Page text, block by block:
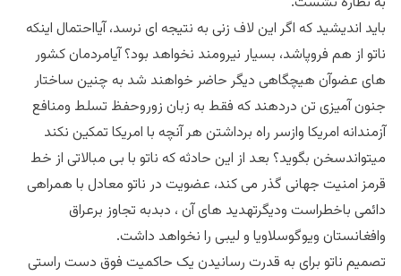
باید اندیشید که اگر این لاف زنی به نتیجه ای نرسد، آیااحتمال اینکه
ناتو از هم فروپاشد، بسیار نیرومند نخواهد بود؟ آیامردمان کشور
های عضوآن هیچگاهی دیگر حاضر خواهند شد به چنین ساختار
جنون آمیزی تن دردهند که فقط به زبان زوروحفظ تسلط ومنافع
آزمندانه امریکا وازسر راه برداشتن هر آنچه با امریکا تمکین نکند
میتواندسخن بگوید؟ بعد از این حادثه که ناتو با بی مبالاتی از خط
قرمز امنیت جهانی گذر می کند، عضویت در ناتو معادل با همراهی
دائمی باخطراست ودیگرتهدید های آن ، دبدبه تجاوز برعراق
وافغانستان ویوگوسلاویا و لیبی را نخواهد داشت.
تصمیم ناتو برای به قدرت رسانیدن یک حاکمیت فوق دست راستی